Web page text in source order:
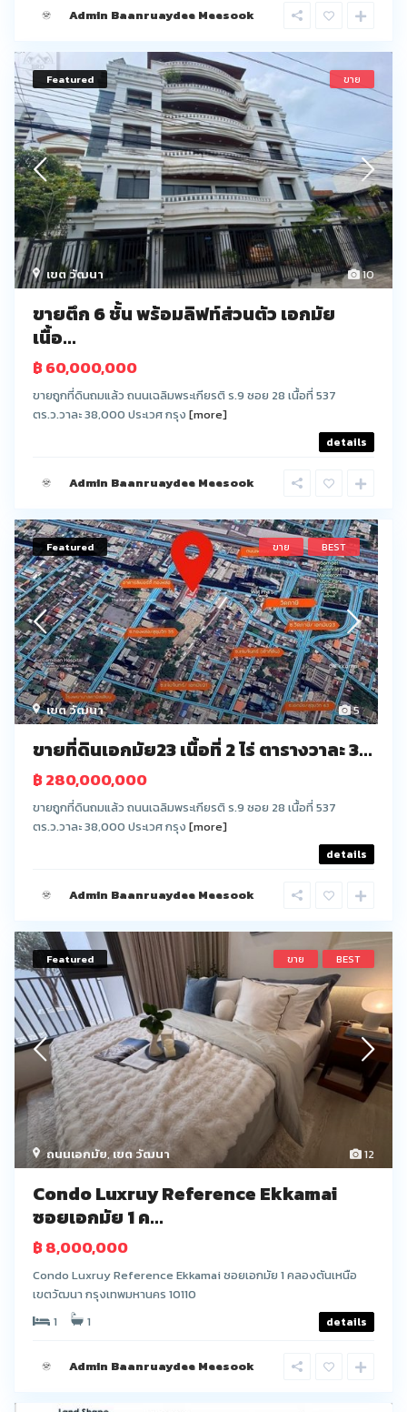
Admin Baanruaydee Meesook
10
เขต วัฒนา
Featured ขาย
ขายตึก 6 ชั้น พร้อมลิฟท์ส่วนตัว เอกมัย
เนื้อ...
฿ 60,000,000
ขายถูกที่ดินถมแล้ว ถนนเฉลิมพระเกียรติ ร.9 ซอย 28 เนื้อที่ 537
ตร.ว.วาละ 38,000 ประเวศ กรุง [more]
details
Admin Baanruaydee Meesook
5
เขต วัฒนา
Featured ขาย BEST
ขายที่ดินเอกมัย23 เนื้อที่ 2 ไร่ ตารางวาละ 3...
฿ 280,000,000
ขายถูกที่ดินถมแล้ว ถนนเฉลิมพระเกียรติ ร.9 ซอย 28 เนื้อที่ 537
ตร.ว.วาละ 38,000 ประเวศ กรุง [more]
details
Admin Baanruaydee Meesook
12
ถนนเอกมัย,เขต วัฒนา
Featured ขาย BEST
Condo Luxruy Reference Ekkamai
ซอยเอกมัย 1 ค...
฿ 8,000,000
Condo Luxruy Reference Ekkamai ซอยเอกมัย 1 คลองตันเหนือ
เขตวัฒนา กรุงเทพมหานคร 10110
1
1 details
Admin Baanruaydee Meesook